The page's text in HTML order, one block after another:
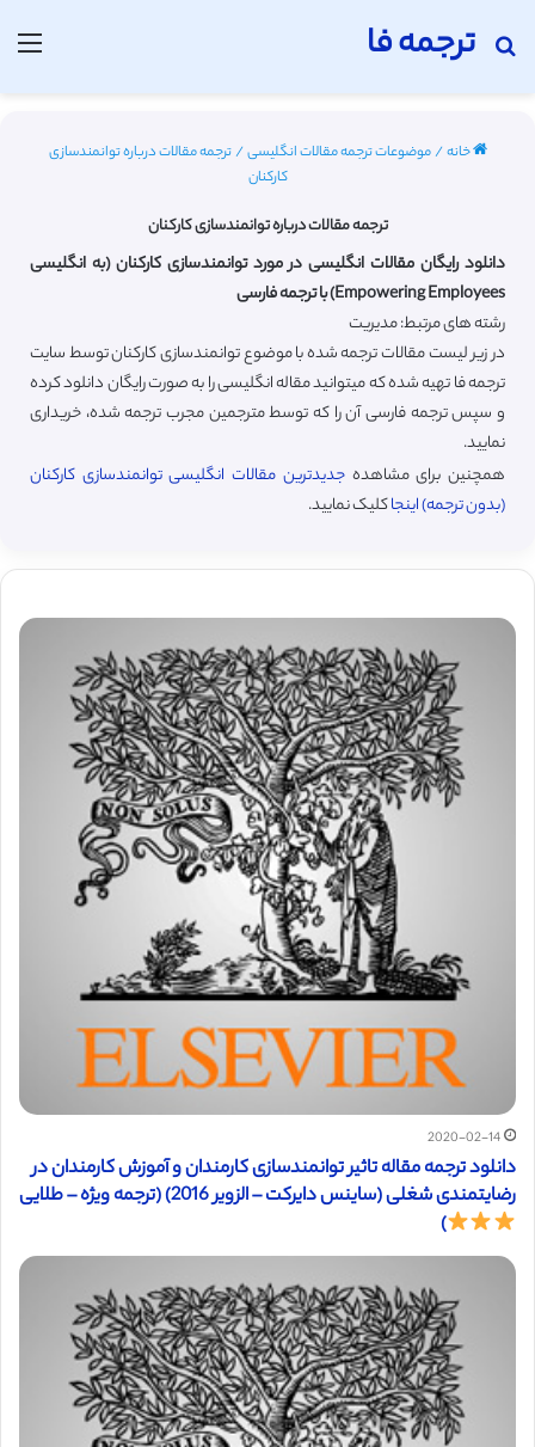
ترجمه فا
جستجو برای
خانه/موضوعات ترجمه مقالات انگلیسی/ترجمه مقالات درباره توانمندسازی
کارکنان
ترجمه مقالات درباره توانمندسازی کارکنان
دانلود رایگان مقالات انگلیسی در مورد توانمندسازی کارکنان (به انگلیسی
Empowering Employees) با ترجمه فارسی
رشته های مرتبط: مدیریت
در زیر لیست مقالات ترجمه شده با موضوع توانمندسازی کارکنان توسط سایت
ترجمه فا تهیه شده که میتوانید مقاله انگلیسی را به صورت رایگان دانلود کرده
و سپس ترجمه فارسی آن را که توسط مترجمین مجرب ترجمه شده، خریداری
نمایید.
همچنین برای مشاهدهجدیدترین مقالات انگلیسی توانمندسازی کارکنان
(بدون ترجمه) اینجاکلیک نمایید.
2020-02-14
دانلود ترجمه مقاله تاثیر توانمندسازی کارمندان و آموزش کارمندان در
رضایتمندی شغلی (ساینس دایرکت – الزویر 2016) (ترجمه ویژه – طلایی
)